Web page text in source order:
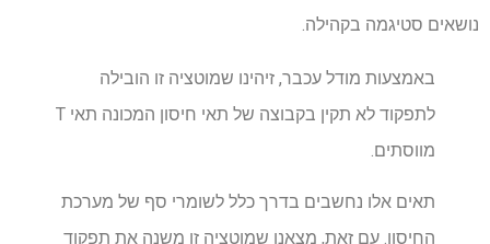
נושאים סטיגמה בקהילה.
באמצעות מודל עכבר, זיהינו שמוטציה זו הובילה
לתפקוד לא תקין בקבוצה של תאי חיסון המכונה תאי T
מווסתים.
תאים אלו נחשבים בדרך כלל לשומרי סף של מערכת
החיסון. עם זאת, מצאנו שמוטציה זו משנה את תפקוד